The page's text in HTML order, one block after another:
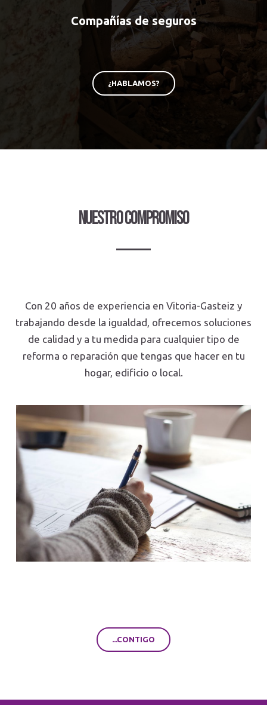
Compañías de seguros
¿HABLAMOS?
Nuestro compromiso
Con 20 años de experiencia en Vitoria-Gasteiz y
trabajando desde la igualdad, ofrecemos soluciones
de calidad y a tu medida para cualquier tipo de
reforma o reparación que tengas que hacer en tu
hogar, edificio o local
...CONTIGO